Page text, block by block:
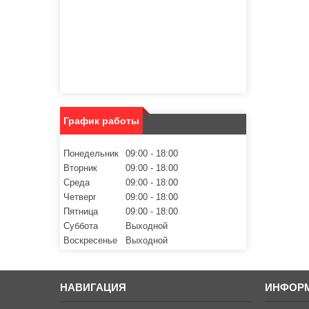
График работы
Понедельник 09:00
18:00
Вторник
09:00
18:00
Среда
09:00
18:00
Четверг
09:00
18:00
Пятница
09:00
18:00
Суббота
Выходной
Воскресенье
Выходной
НАВИГАЦИЯ